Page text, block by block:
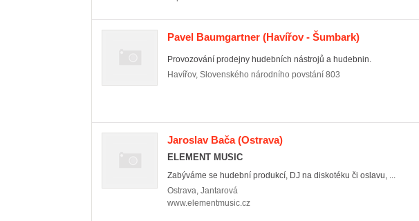
Pavel Baumgartner (Havířov - Šumbark)
Provozování prodejny hudebních nástrojů a hudebnin.
Havířov, Slovenského národního povstání 803
Jaroslav Bača(Ostrava)
ELEMENT MUSIC
Zabýváme se hudební produkcí, DJ na diskotéku či oslavu, ...
Ostrava, Jantarová
www.elementmusic.cz